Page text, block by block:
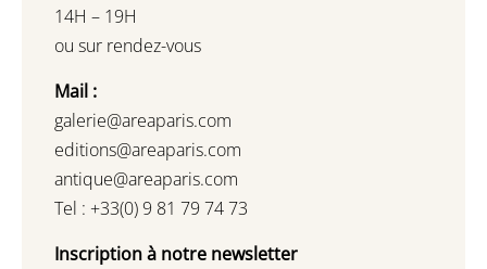
14H – 19H
ou sur rendez-vous
Mail :
galerie@areaparis.com
editions@areaparis.com
antique@areaparis.com
Tel : +33(0) 9 81 79 74 73
Inscription à notre newsletter